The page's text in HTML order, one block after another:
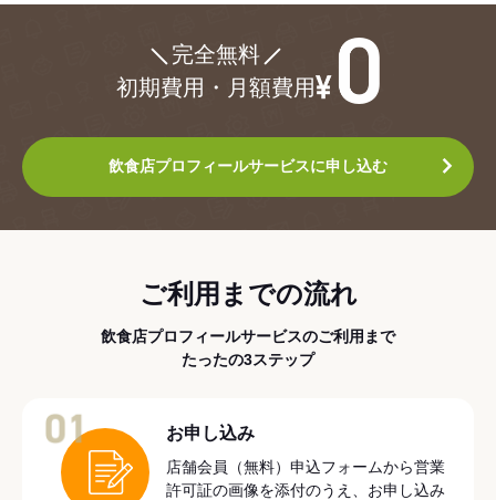
完全無料
初期費用・月額費用
飲食店プロフィールサービスに申し込む
ご利用までの流れ
飲食店プロフィールサービスのご利用まで
たったの3ステップ
お申し込み
店舗会員（無料）申込フォームから営業
許可証の画像を添付のうえ、お申し込み